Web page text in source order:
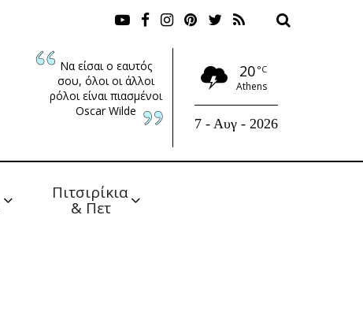
Να είσαι ο εαυτός
σου, όλοι οι άλλοι
ρόλοι είναι πιασμένοι
Oscar Wilde
20 °C
Athens
7 - Αυγ - 2026
Πιτσιρίκια
& Πετ